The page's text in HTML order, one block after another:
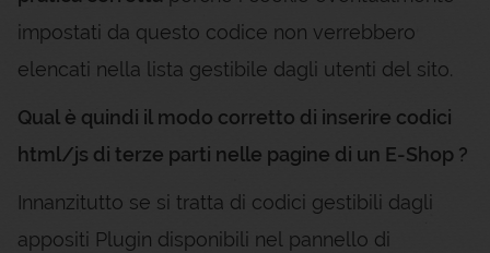
impostati da questo codice non verrebbero
elencati nella lista gestibile dagli utenti del sito.
Qual è quindi il modo corretto di inserire codici
html/js di terze parti nelle pagine di un E-Shop ?
Innanzitutto se si tratta di codici gestibili dagli
appositi Plugin disponibili nel pannello di